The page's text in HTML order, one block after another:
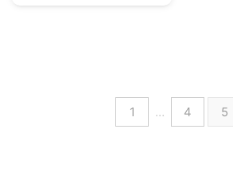
け安全で安心できるキャットフー
ドを選びたいとなれば、国産キャ
ットフードを検討していくことに
1 … 4 5